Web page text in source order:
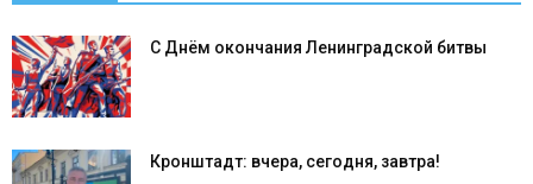
С Днём окончания Ленинградской битвы
Кронштадт: вчера, сегодня, завтра!